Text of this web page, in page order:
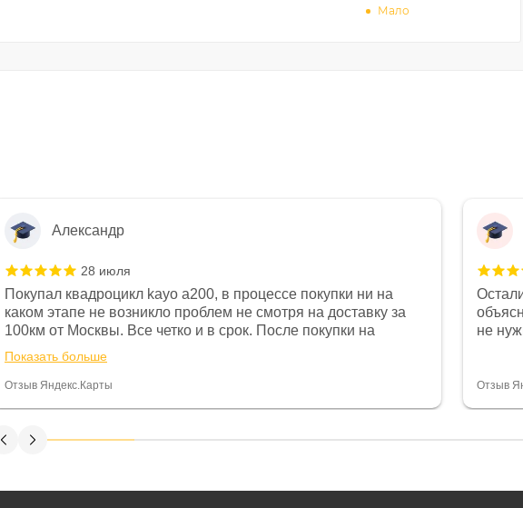
Мало
Александр
28 июля
Покупал квадроцикл kayo a200, в процессе покупки ни на
каком этапе не возникло проблем не смотря на доставку за
100км от Москвы. Все четко и в срок. После покупки на
спидометре всегда был 0, при этом представители магазина
постоянно были на связи и в итоге проблема была решена.
Считаю, что это говорит о небезразличии к клиенту после
Показать больше
Отзыв Яндекс.Карты
не
Отзыв